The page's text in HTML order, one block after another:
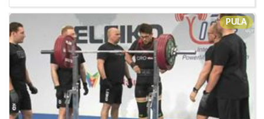
PULA